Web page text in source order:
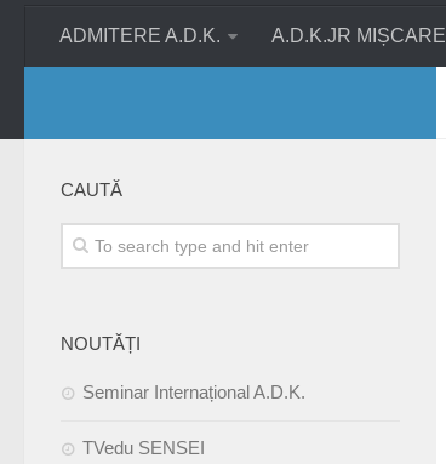
ADMITERE A.D.K. A.D.K.JR MIȘCARE
CAUTĂ
NOUTĂȚI
Seminar Internațional A.D.K.
TVedu SENSEI